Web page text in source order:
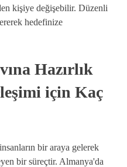
kişiye değişebilir. Düzenli
hedefinize
Hazırlık
için Kaç
bir araya gelerek
bir süreçtir. Almanya'da